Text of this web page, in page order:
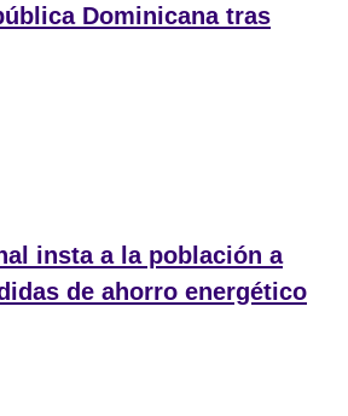
Dominicana tras
insta a la población a
de ahorro energético